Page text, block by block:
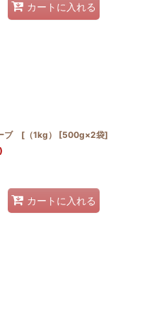
カートに入れる
ブ [（1kg） [500g×2袋]
カートに入れる